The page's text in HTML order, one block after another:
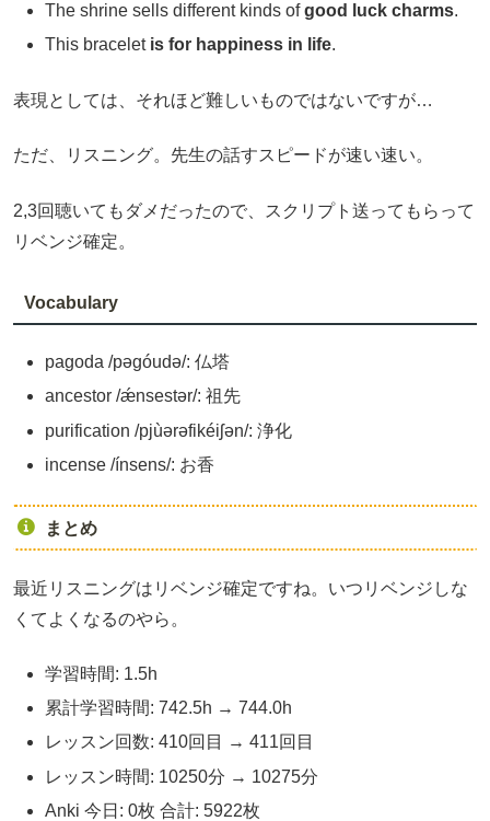
The shrine sells different kinds ofgood luck charms.
This bracelet is for happiness in life.
表現としては、それほど難しいものではないですが…
ただ、リスニング。先生の話すスピードが速い速い。
2,3回聴いてもダメだったので、スクリプト送ってもらって
リベンジ確定。
Vocabulary
pagoda /pəgóudə/: 仏塔
ancestor /ǽnsestər/: 祖先
purification /pjùərəfikéiʃən/: 浄化
incense /ínsens/: お香
まとめ
最近リスニングはリベンジ確定ですね。いつリベンジしな
くてよくなるのやら。
学習時間: 1.5h
累計学習時間: 742.5h → 744.0h
レッスン回数: 410回目 → 411回目
レッスン時間: 10250分 → 10275分
Anki 今日: 0枚 合計: 5922枚